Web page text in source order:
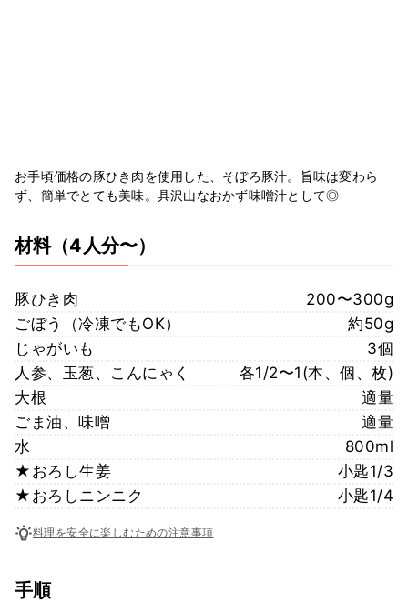
お手頃価格の豚ひき肉を使用した、そぼろ豚汁。旨味は変わら
ず、簡単でとても美味。具沢山なおかず味噌汁として◎
材料（4人分〜）
豚ひき肉
200〜300g
ごぼう（冷凍でもOK）
約50g
じゃがいも
3個
人参、玉葱、こんにゃく
各1/2〜1(本、個、枚)
大根
適量
ごま油、味噌
適量
水
800ml
★おろし生姜
小匙1/3
★おろしニンニク
小匙1/4
料理を安全に楽しむための注意事項
手順